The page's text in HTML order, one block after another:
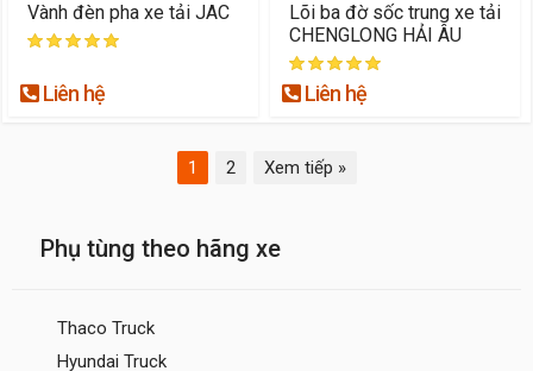
Phụ tùng theo hãng xe
Thaco Truck
Hyundai Truck
Vành đèn pha xe tải JAC
Liên hệ
Lõi ba đờ sốc trung xe tải
CHENGLONG HẢI ÂU
Liên hệ
1 2 Xem tiếp »